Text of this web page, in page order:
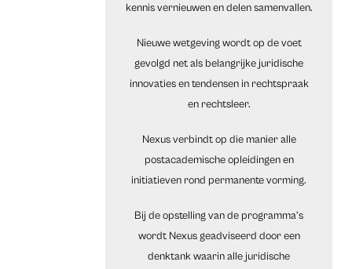
kennis vernieuwen en delen samenvallen.
Nieuwe wetgeving wordt op de voet
gevolgd net als belangrijke juridische
innovaties en tendensen in rechtspraak
en rechtsleer.
Nexus verbindt op die manier alle
postacademische opleidingen en
initiatieven rond permanente vorming.
Bij de opstelling van de programma’s
wordt Nexus geadviseerd door een
denktank waarin alle juridische